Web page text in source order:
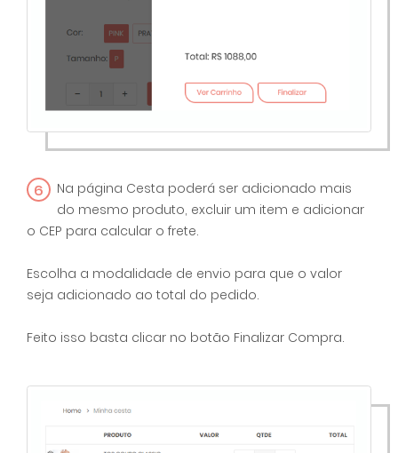
6
Na página Cesta poderá ser adicionado mais
do mesmo produto, excluir um item e adicionar
o CEP para calcular o frete.
Escolha a modalidade de envio para que o valor
seja adicionado ao total do pedido.
Feito isso basta clicar no botão Finalizar Compra.